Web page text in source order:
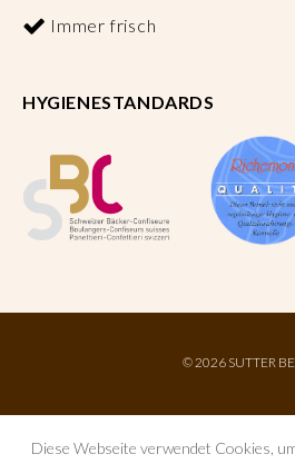
Immer frisch
HYGIENESTANDARDS
©2026 SUTTER
Diese Webseite verwendet Cookies,